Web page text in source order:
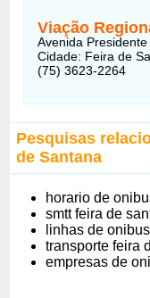
Viação
Avenida
Cidade: Feira de
(75) 3623-2264
Pesquisas
de Santana
horario de
smtt feira de
linhas de
transporte feira
empresas de